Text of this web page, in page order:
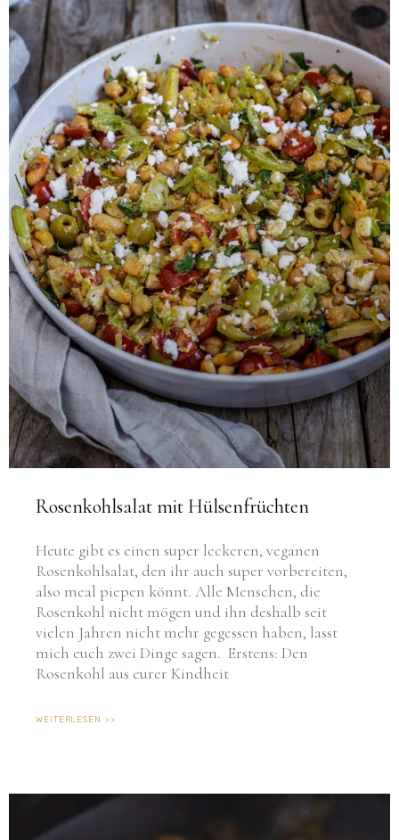
Rosenkohlsalat mit Hülsenfrüchten
Heute gibt es einen super leckeren, veganen
Rosenkohlsalat, den ihr auch super vorbereiten,
also meal piepen könnt. Alle Menschen, die
Rosenkohl nicht mögen und ihn deshalb seit
vielen Jahren nicht mehr gegessen haben, lasst
mich euch zwei Dinge sagen. Erstens: Den
Rosenkohl aus eurer Kindheit
WEITERLESEN >>